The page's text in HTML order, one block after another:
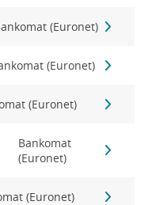
(Euronet)
(Euronet)
(Euronet)
Bankomat
(Euronet)
(Euronet)